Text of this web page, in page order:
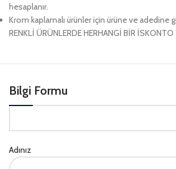
hesaplanır.
Krom kaplamalı ürünler için ürüne ve adedine
RENKLİ ÜRÜNLERDE HERHANGİ BİR
Bilgi Formu
Adınız